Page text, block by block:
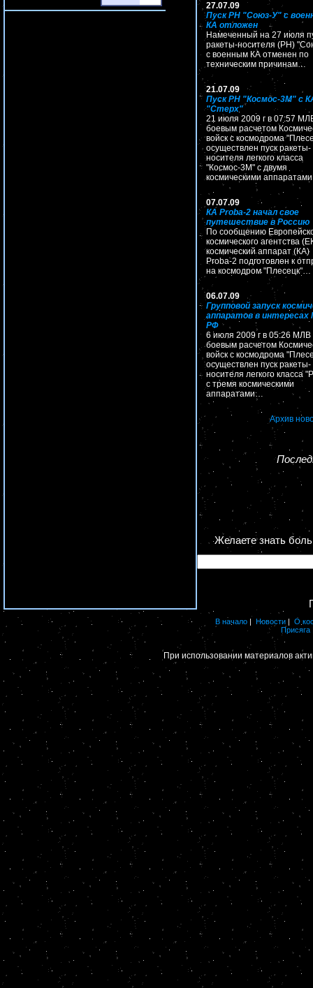
27.07.09
Пуск РН "Союз-У" с
КА отложен
Намеченный на 27 июля
ракеты-носителя (РН)
с военным КА отменен по
техническим причинам…
21.07.09
Пуск РН "Космос-3М" с
"Стерх"
21 июля 2009 г в 07:57
боевым расчетом
войск с космодрома
осуществлен пуск ракеты-
носителя легкого класса
"Космос-3М" с двумя
космическими
07.07.09
КА Proba-2 начал свое
путешествие в Россию
По сообщению
космического агентства
космический аппарат (КА)
Proba-2 подготовлен к
на космодром "Плесецк"…
06.07.09
Групповой запуск
аппаратов в интересах
РФ
6 июля 2009 г в 05:26 МЛВ
боевым расчетом
войск с космодрома
осуществлен пуск ракеты-
носителя легкого класса
с тремя космическими
аппаратами…
Архив
Желаете знать
В начало | Новости | О
Присяга
При использовании материалов